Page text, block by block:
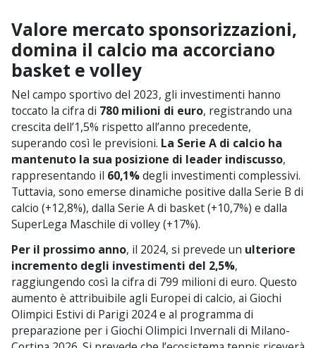
Valore mercato sponsorizzazioni,
domina il calcio ma accorciano
basket e volley
Nel campo sportivo del 2023, gli investimenti hanno
toccato la cifra di 780 milioni di euro, registrando una
crescita dell’1,5% rispetto all’anno precedente,
superando così le previsioni. La Serie A di calcio ha
mantenuto la sua posizione di leader indiscusso,
rappresentando il 60,1%degli investimenti complessivi.
Tuttavia, sono emerse dinamiche positive dalla Serie B di
calcio (+12,8%), dalla Serie A di basket (+10,7%) e dalla
SuperLega Maschile di volley (+17%).
Per il prossimo anno, il 2024, si prevede un ulteriore
incremento degli investimenti del 2,5%,
raggiungendo così la cifra di 799 milioni di euro. Questo
aumento è attribuibile agli Europei di calcio, ai Giochi
Olimpici Estivi di Parigi 2024 e al programma di
preparazione per i Giochi Olimpici Invernali di Milano-